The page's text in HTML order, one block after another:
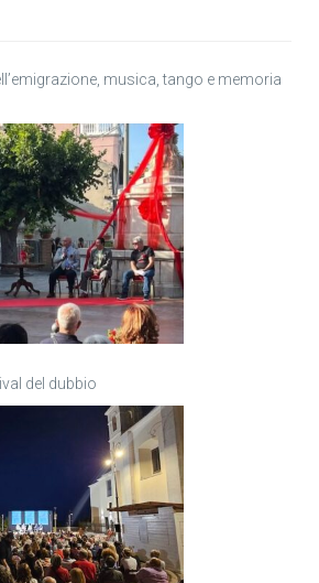
musica, tango e memoria
del dubbio